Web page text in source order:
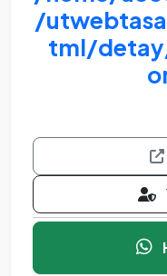
/
tml/